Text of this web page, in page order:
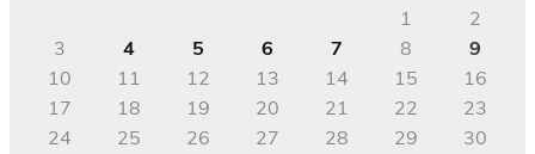
1
2
3
4 5 6 7 8
9
10
11 12 13 14 15
16
17
18 19 20 21 22
23
24
25 26 27 28 29
30